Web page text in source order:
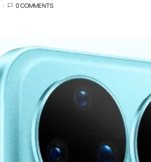
0 COMMENTS